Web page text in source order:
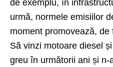
de exemplu, în
urmă, normele emisiilor
moment promovează,
Să vinzi motoare diesel
greu în următorii ani și n-